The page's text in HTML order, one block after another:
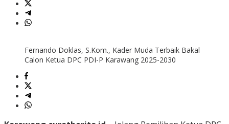
Fernando Doklas, S.Kom., Kader Muda Terbaik Bakal
Calon Ketua DPC PDI-P Karawang 2025-2030